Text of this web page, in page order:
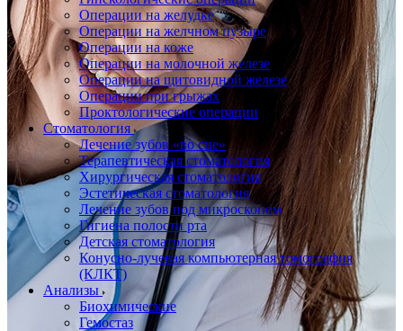
Операции на желудке
Операции на желчном пузыре
Операции на коже
Операции на молочной железе
Операции на щитовидной железе
Операции при грыжах
Проктологические операции
Стоматология
Лечение зубов «во сне»
Терапевтическая стоматология
Хирургическая стоматология
Эстетическая стоматология
Лечение зубов под микроскопом
Гигиена полости рта
Детская стоматология
Конусно-лучевая компьютерная томография
(КЛКТ)
Анализы
Биохимические
Гемостаз